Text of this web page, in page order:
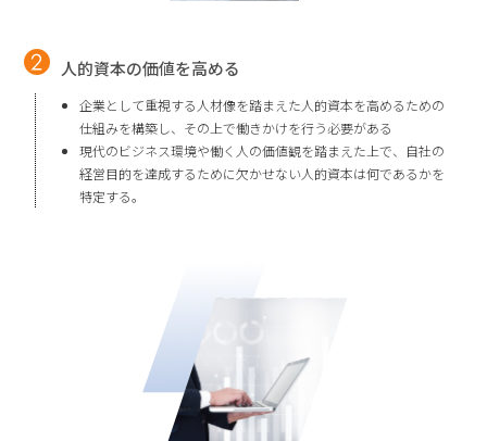
人的資本の価値を高める
企業として重視する人材像を踏まえた人的資本を高めるための
仕組みを構築し、その上で働きかけを行う必要がある
現代のビジネス環境や働く人の価値観を踏まえた上で、自社の
経営目的を達成するために欠かせない人的資本は何であるかを
特定する。